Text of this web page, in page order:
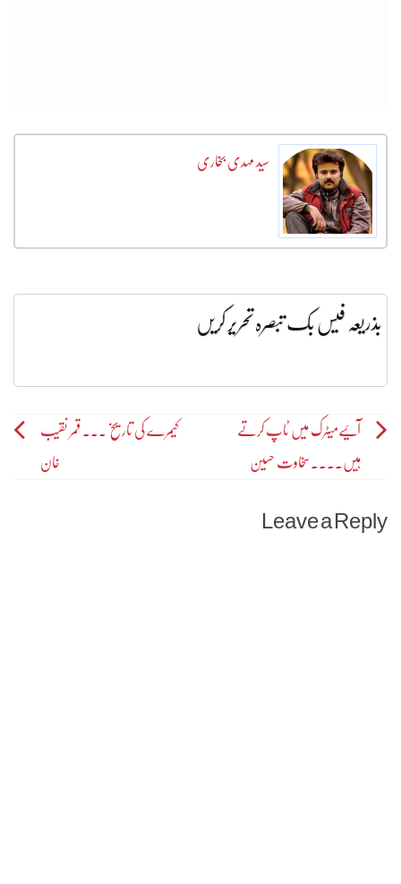
سید مہدی بخاری
بذریعہ فیس بک تبصرہ تحریر کریں
Post
navigation
آئیےمیٹرک میں ٹاپ کرتے
ہیں۔۔۔۔سخاوت حسین
کیمرے کی تاریخ ۔۔۔ قمر نقیب
خان
Leave a Reply